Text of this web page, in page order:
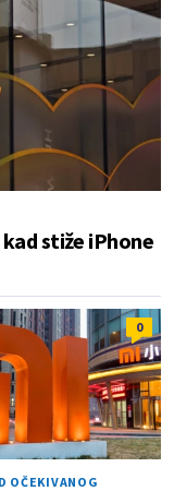
stiže iPhone
0
OČEKIVANOG